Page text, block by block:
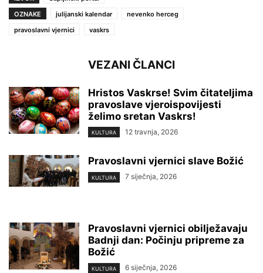
OZNAKE
julijanski kalendar
nevenko herceg
pravoslavni vjernici
vaskrs
VEZANI ČLANCI
Hristos Vaskrse! Svim čitateljima
pravoslave vjeroispovijesti
želimo sretan Vaskrs!
KULTURA 12 travnja, 2026
Pravoslavni vjernici slave Božić
KULTURA 7 siječnja, 2026
Pravoslavni vjernici obilježavaju
Badnji dan: Počinju pripreme za
Božić
KULTURA 6 siječnja, 2026